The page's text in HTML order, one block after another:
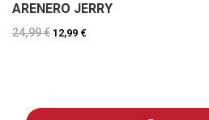
ARENERO JERRY
24,99 € 12,99 €